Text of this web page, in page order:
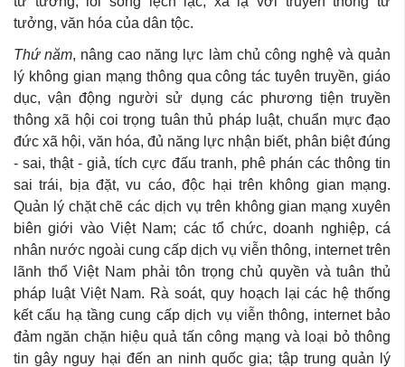
tưởng, văn hóa của dân tộc.
Thứ năm, nâng cao năng lực làm chủ công nghệ và quản
lý không gian mạng thông qua công tác tuyên truyền, giáo
dục, vận động người sử dụng các phương tiện truyền
thông xã hội coi trọng tuân thủ pháp luật, chuẩn mực đạo
đức xã hội, văn hóa, đủ năng lực nhận biết, phân biệt đúng
- sai, thật - giả, tích cực đấu tranh, phê phán các thông tin
sai trái, bịa đặt, vu cáo, độc hại trên không gian mạng.
Quản lý chặt chẽ các dịch vụ trên không gian mạng xuyên
biên giới vào Việt Nam; các tổ chức, doanh nghiệp, cá
nhân nước ngoài cung cấp dịch vụ viễn thông, internet trên
lãnh thổ Việt Nam phải tôn trọng chủ quyền và tuân thủ
pháp luật Việt Nam. Rà soát, quy hoạch lại các hệ thống
kết cấu hạ tầng cung cấp dịch vụ viễn thông, internet bảo
đảm ngăn chặn hiệu quả tấn công mạng và loại bỏ thông
tin gây nguy hại đến an ninh quốc gia; tập trung quản lý